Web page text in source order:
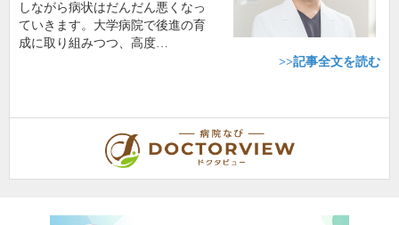
しながら病状はだんだん悪くなっ
ていきます。大学病院で後進の育
成に取り組みつつ、高度…
>>記事全文を読む